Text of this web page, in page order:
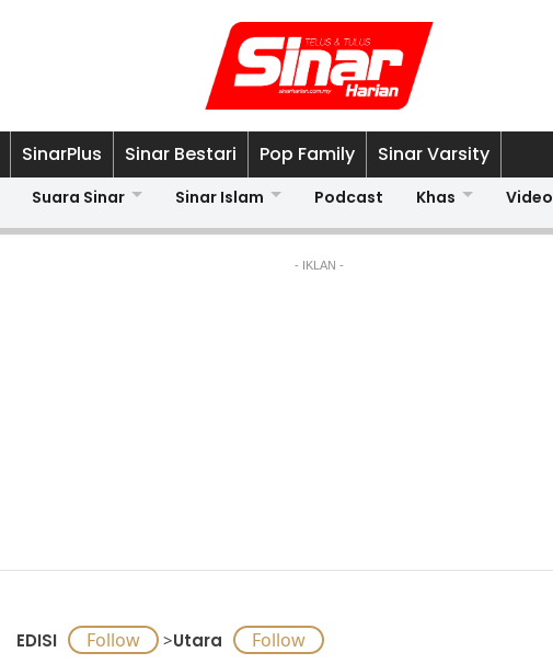
SinarPlus Sinar Bestari Pop Family Sinar Varsity
Suara Sinar Sinar Islam Podcast Khas Video
- IKLAN -
EDISI >Utara